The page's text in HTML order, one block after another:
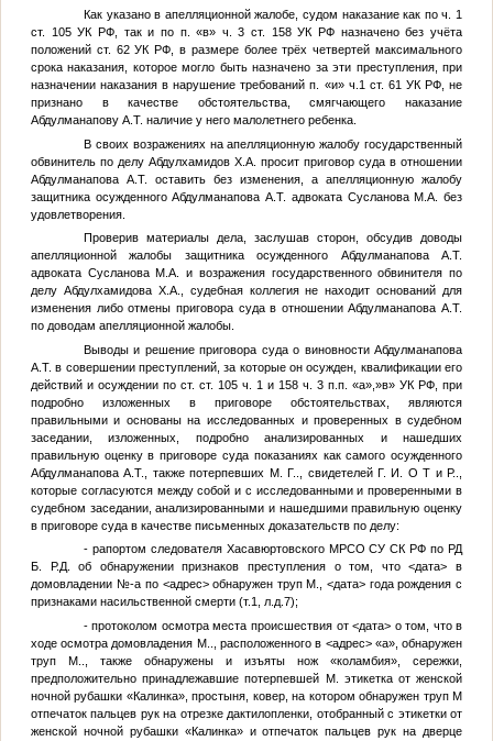
Как указано в апелляционной жалобе, судом наказание как по ч. 1
ст. 105 УК РФ, так и по п. «в» ч. 3 ст. 158 УК РФ назначено без учёта
положений ст. 62 УК РФ, в размере более трёх четвертей максимального
срока наказания, которое могло быть назначено за эти преступления, при
назначении наказания в нарушение требований п. «и» ч.1 ст. 61 УК РФ, не
признано в качестве обстоятельства, смягчающего наказание
Абдулманапову А.Т. наличие у него малолетнего ребенка.
В своих возражениях на апелляционную жалобу государственный
обвинитель по делу Абдулхамидов Х.А. просит приговор суда в отношении
Абдулманапова А.Т. оставить без изменения, а апелляционную жалобу
защитника осужденного Абдулманапова А.Т. адвоката Сусланова М.А. без
удовлетворения.
Проверив материалы дела, заслушав сторон, обсудив доводы
апелляционной жалобы защитника осужденного Абдулманапова А.Т.
адвоката Сусланова М.А. и возражения государственного обвинителя по
делу Абдулхамидова Х.А., судебная коллегия не находит оснований для
изменения либо отмены приговора суда в отношении Абдулманапова А.Т.
по доводам апелляционной жалобы.
Выводы и решение приговора суда о виновности Абдулманапова
А.Т. в совершении преступлений, за которые он осужден, квалификации его
действий и осуждении по ст. ст. 105 ч. 1 и 158 ч. 3 п.п. «а»,»в» УК РФ, при
подробно изложенных в приговоре обстоятельствах, являются
правильными и основаны на исследованных и проверенных в судебном
заседании, изложенных, подробно анализированных и нашедших
правильную оценку в приговоре суда показаниях как самого осужденного
Абдулманапова А.Т., также потерпевших М. Г. ., свидетелей Г. И. О Т и Р.
которые согласуются между собой и с исследованными и проверенными в
судебном заседании, анализированными и нашедшими правильную оценку
в приговоре суда в качестве письменных доказательств по делу:
- рапортом следователя Хасавюртовского МРСО СУ СК РФ по РД
Б. Р.Д. об обнаружении признаков преступления о том, что<дата> в
домовладении №-а по <адрес>обнаружен труп М.,<дата> года рождения с
признаками насильственной смерти (т.1, л.д.7);
- протоколом осмотра места происшествия от<дата> о том, что в
ходе осмотра домовладения М. ., расположенного в <адрес>«а», обнаружен
труп М.
., также обнаружены и изъяты нож «коламбия», сережки,
предположительно принадлежавшие потерпевшей М.
этикетка от женской
ночной рубашки «Калинка», простыня, ковер, на котором обнаружен трупМ
отпечаток пальцев рук на отрезке дактилопленки, отобранный с этикетки от
женской ночной рубашки «Калинка» и отпечаток пальцев рук на дверце